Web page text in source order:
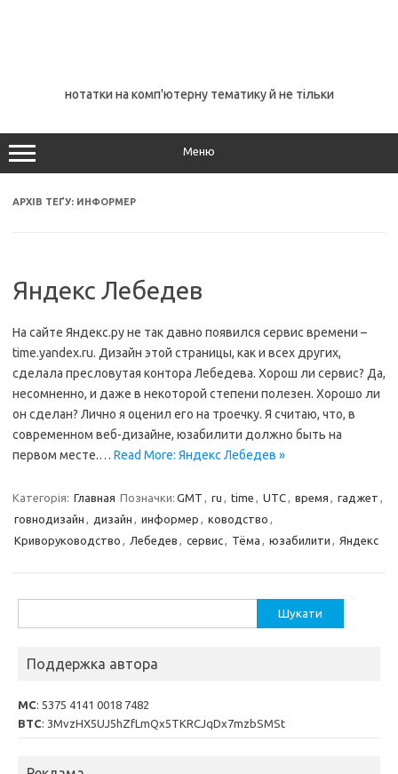
нотатки на комп'ютерну тематику й не тільки
Меню
АРХІВ ТЕҐУ: ИНФОРМЕР
Яндекс Лебедев
На сайте Яндекс.ру не так давно появился сервис времени –
time.yandex.ru. Дизайн этой страницы, как и всех других,
сделала пресловутая контора Лебедева. Хорош ли сервис? Да,
несомненно, и даже в некоторой степени полезен. Хорошо ли
он сделан? Лично я оценил его на троечку. Я считаю, что, в
современном веб-дизайне, юзабилити должно быть на
первом месте.… Read More: Яндекс Лебедев »
Категорія: Главная Позначки: GMT , ru , time , UTC, время , гаджет ,
говнодизайн , дизайн , информер , ководство ,
Криворуководство , Лебедев , сервис, Тёма , юзабилити , Яндекс
Поддержка автора
MC: 5375 4141 0018 7482
BTC: 3MvzHX5UJ5hZfLmQx5TKRCJqDx7mzbSMSt